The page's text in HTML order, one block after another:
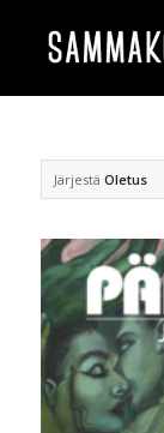
Järjestä Oletus